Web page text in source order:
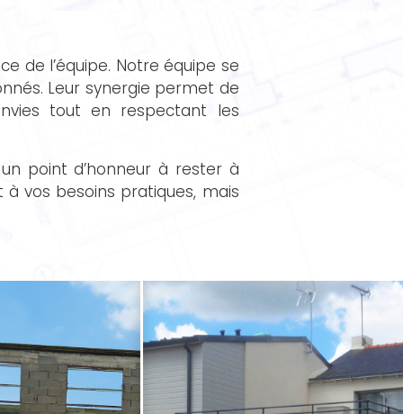
de l’équipe. Notre équipe se
Leur synergie permet de
tout en respectant les
point d’honneur à rester à
vos besoins pratiques, mais